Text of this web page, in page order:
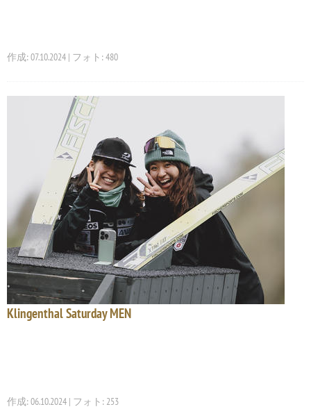
作成: 07.10.2024 | フォト: 480
Klingenthal Saturday MEN
作成: 06.10.2024 | フォト: 253